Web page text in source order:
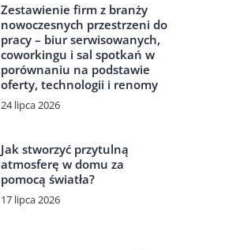
Zestawienie firm z branży
nowoczesnych przestrzeni do
pracy – biur serwisowanych,
coworkingu i sal spotkań w
porównaniu na podstawie
oferty, technologii i renomy
24 lipca 2026
Jak stworzyć przytulną
atmosferę w domu za
pomocą światła?
17 lipca 2026